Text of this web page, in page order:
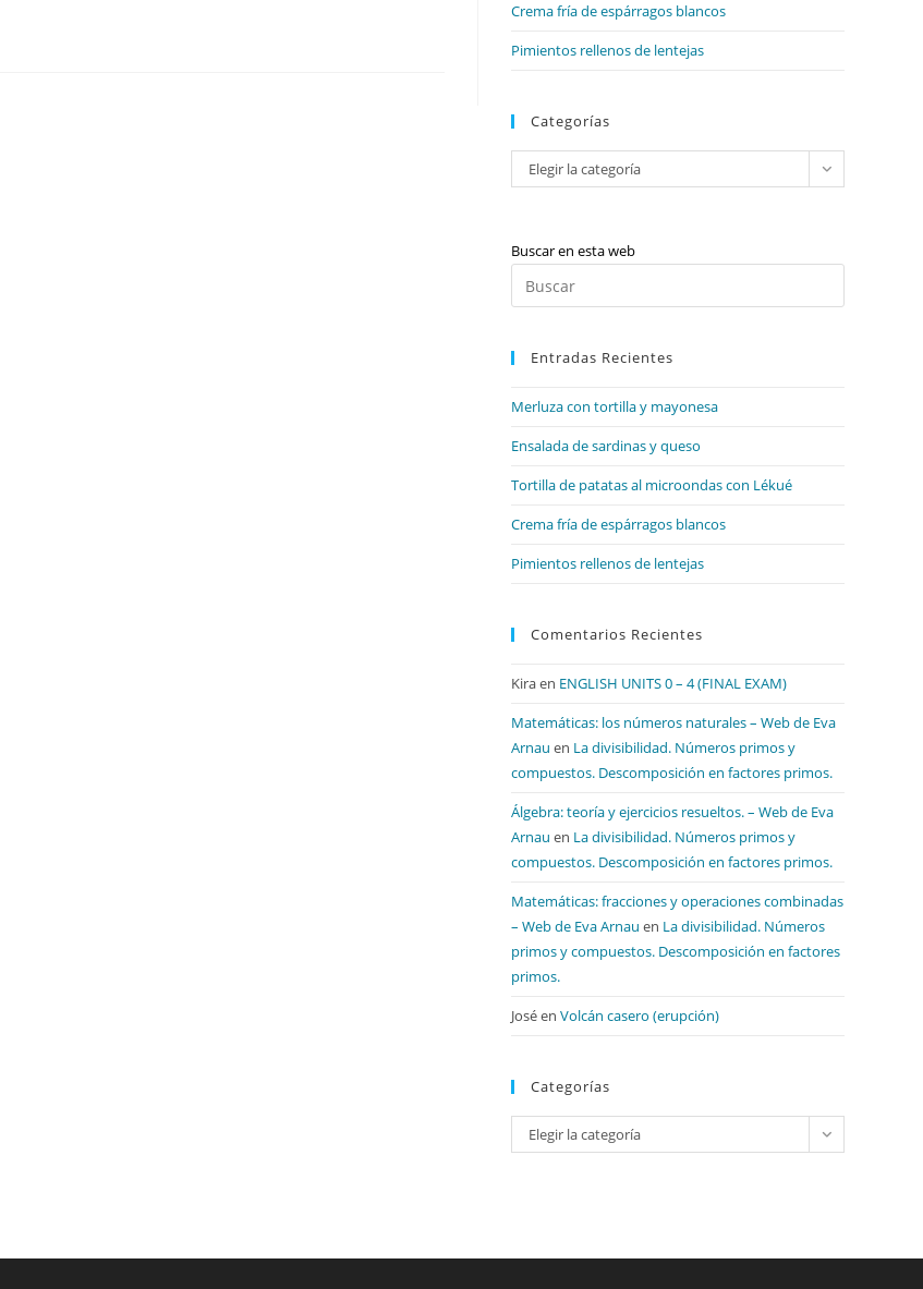
Crema fría de espárragos blancos
Pimientos rellenos de lentejas
Categorías
Categorías
Elegir la categoría
Buscar en esta web
Escape
Entradas Recientes
Merluza con tortilla y mayonesa
Ensalada de sardinas y queso
Tortilla de patatas al microondas con Lékué
Crema fría de espárragos blancos
Pimientos rellenos de lentejas
Comentarios Recientes
Kiraen ENGLISH UNITS 0 – 4 (FINAL EXAM)
Matemáticas: los números naturales – Web de Eva
Arnau en La divisibilidad. Números primos y
compuestos. Descomposición en factores primos.
Álgebra: teoría y ejercicios resueltos. – Web de Eva
Arnau en La divisibilidad. Números primos y
compuestos. Descomposición en factores primos.
Matemáticas: fracciones y operaciones combinadas
– Web de Eva Arnau en La divisibilidad. Números
primos y compuestos. Descomposición en factores
primos.
Joséen Volcán casero (erupción)
Categorías
Categorías
Elegir la categoría